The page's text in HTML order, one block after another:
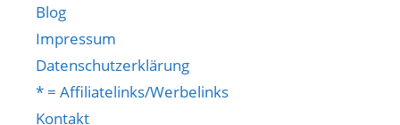
waschbar.
Schnelltrocknend sind
Blog
Impressum
Datenschutzerklärung
* = Affiliatelinks/Werbelinks
Kontakt